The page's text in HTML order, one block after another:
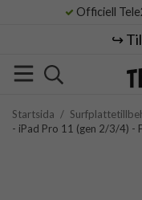
Officiell
↪️
Startsida /
- iPad Pro 11 (gen 2/3/4) -